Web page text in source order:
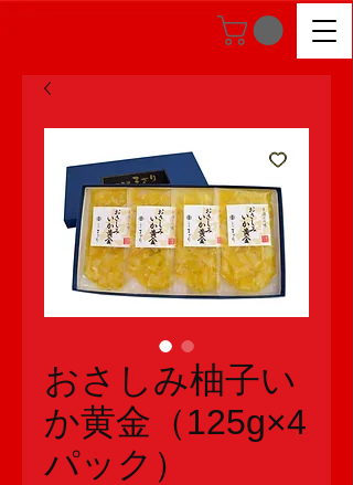
おさしみ柚子い
か黄金（125g×4
パック）